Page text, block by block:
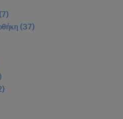
(7)
(37)
)